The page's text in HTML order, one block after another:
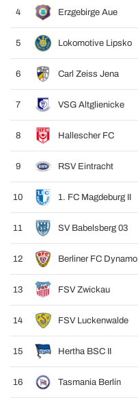
4 Erzgebirge Aue
5 Lokomotive Lipsko
6 Carl Zeiss Jena
7 VSG Altglienicke
8 Hallescher FC
9 RSV Eintracht
10 1. FC Magdeburg II
11 SV Babelsberg 03
12 Berliner FC Dynamo
13 FSV Zwickau
14 FSV Luckenwalde
15 Hertha BSC II
16 Tasmania Berlín